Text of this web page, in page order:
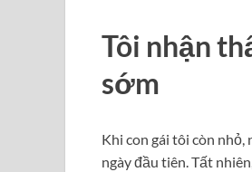
Tôi nhận
sớm
Khi con gái tôi còn nhỏ,
ngày đầu tiên. Tất